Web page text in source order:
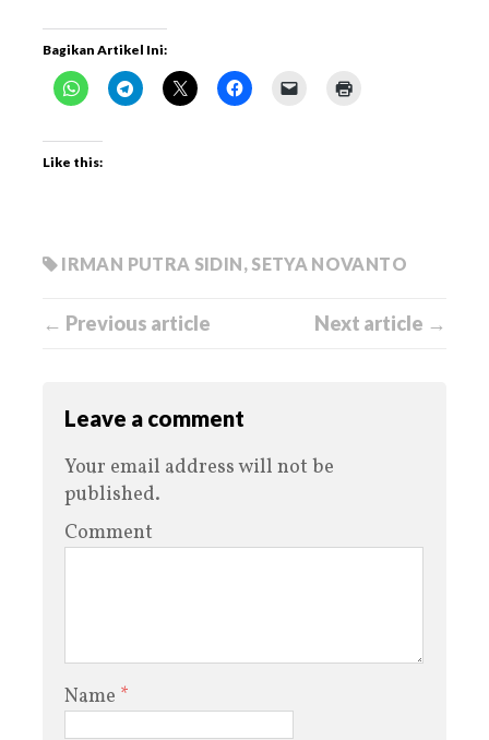
Bagikan Artikel Ini:
Like this:
IRMAN PUTRA SIDIN, SETYA NOVANTO
← Previous article Next article →
Leave a comment
Your email address will not be
published.
Comment
Name *